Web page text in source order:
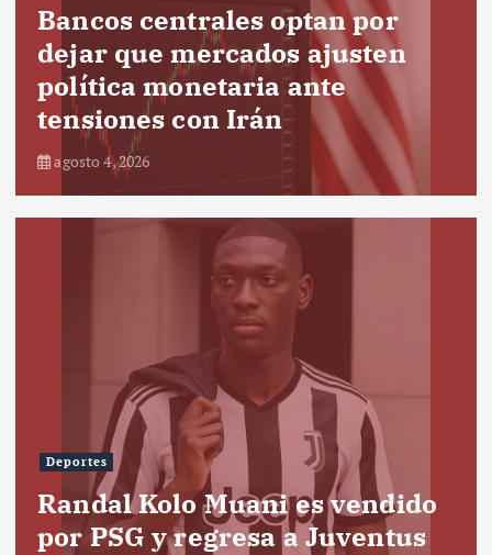
Bancos centrales optan por
dejar que mercados ajusten
política monetaria ante
tensiones con Irán
agosto 4, 2026
Deportes
Randal Kolo Muani es vendido
por PSG y regresa a Juventus